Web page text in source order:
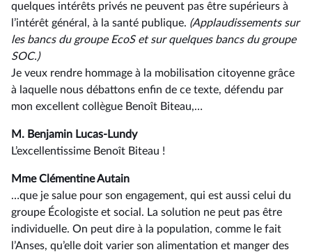
quelques intérêts privés ne peuvent pas être supérieurs à
l’intérêt général, à la santé publique. (Applaudissementssur
lesbancsdugroupeEcoSetsurquelquesbancsdugroupe
SOC.)
Je veux rendre hommage à la mobilisation citoyenne grâce
à laquelle nous débattons enfin de ce texte, défendu par
mon excellent collègue Benoît Biteau,…
M. Benjamin Lucas-Lundy
L’excellentissime Benoît Biteau !
Mme Clémentine Autain
…que je salue pour son engagement, qui est aussi celui du
groupe Écologiste et social. La solution ne peut pas être
individuelle. On peut dire à la population, comme le fait
l’Anses, qu’elle doit varier son alimentation et manger des